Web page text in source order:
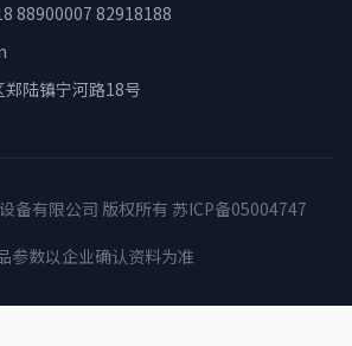
88900007 82918188
陆镇宁河路18号
备有限公司 版权所有 苏ICP备05004747
参数以企业确认资料为准